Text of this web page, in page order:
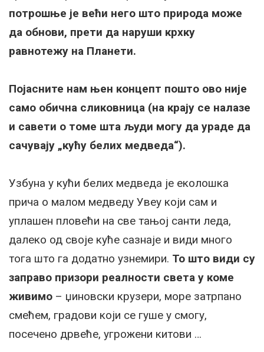
потрошње је већи него што природа може
да обнови, прети да наруши крхку
равнотежу на Планети.
Појасните нам њен концепт пошто ово није
само обична сликовница (на крају се налазе
и савети о томе шта људи могу да ураде да
сачувају „кућу белих медведа“).
Узбуна у кући белих медведа је еколошка
прича о малом медведу Увеу који сам и
уплашен пловећи на све тањој санти леда,
далеко од своје куће сазнаје и види много
тога што га додатно узнемири. То што види су
заправо призори реалности света у коме
живимо – џиновски крузери, море затрпано
смећем, градови који се гуше у смогу,
посечено дрвеће, угрожени китови …